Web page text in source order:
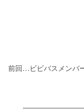
前回…ビビバスメンバ